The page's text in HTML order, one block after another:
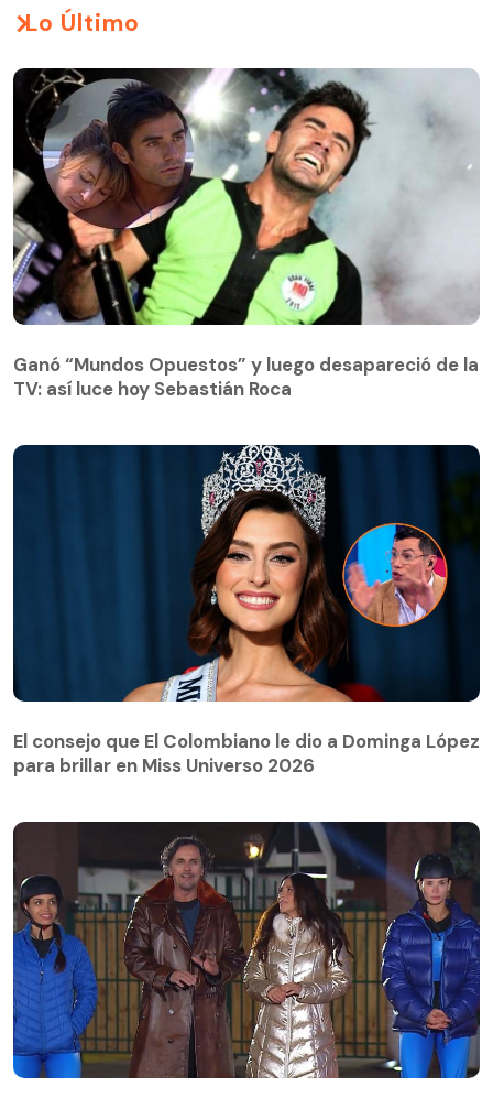
Lo Último
Ganó “Mundos Opuestos” y luego desapareció de la
TV: así luce hoy Sebastián Roca
para brillar en Miss Universo 2026
El consejo que El Colombiano le dio a Dominga López
para brillar en Miss Universo 2026